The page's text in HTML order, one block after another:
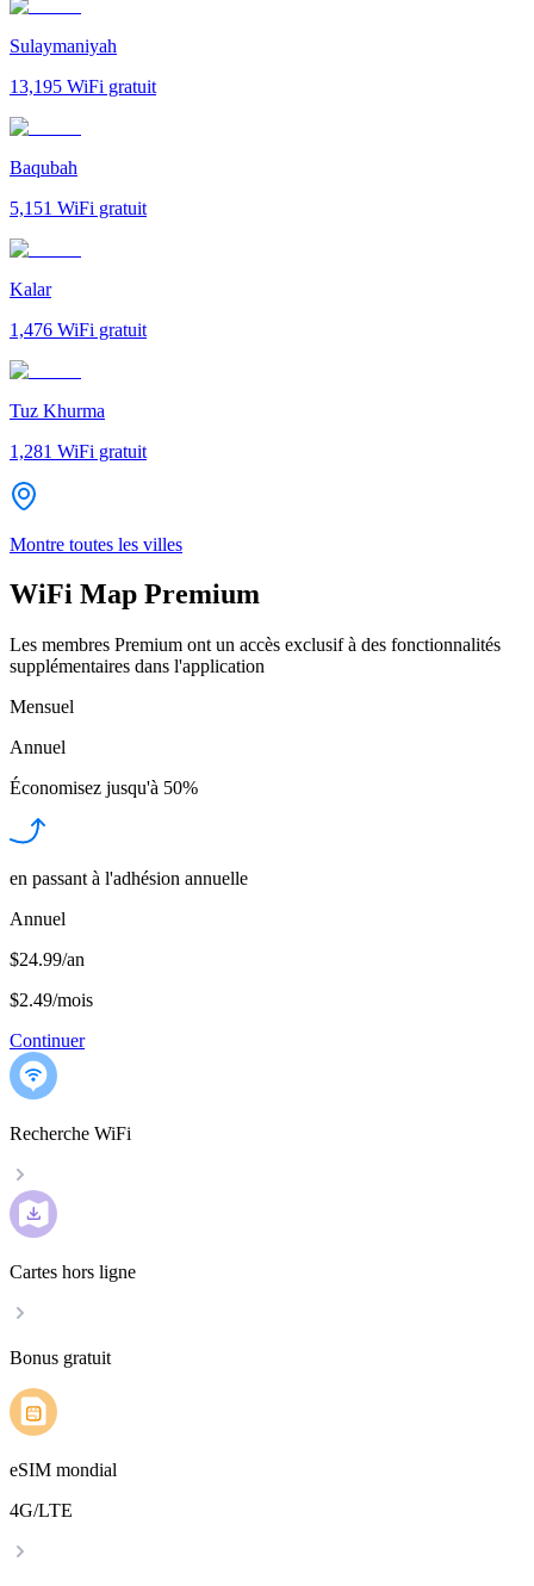
Sulaymaniyah
13,195 WiFi gratuit
Baqubah
5,151 WiFi gratuit
Kalar
1,476 WiFi gratuit
Tuz Khurma
1,281 WiFi gratuit
Montre toutes les villes
WiFi Map Premium
Les membres Premium ont un accès exclusif à des fonctionnalités
supplémentaires dans l'application
Mensuel
Annuel
Économisez jusqu'à 50%
en passant à l'adhésion annuelle
Annuel
$24.99/an
$2.49/mois
Continuer
Recherche WiFi
Cartes hors ligne
Bonus gratuit
eSIM mondial
4G/LTE